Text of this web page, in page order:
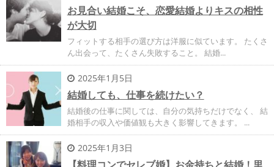
お見合い結婚こそ、恋愛結婚よりキスの相性
が大切
フィットする相手の選び方は洋服に似ています。 たくさ
ん出会って、たくさん失敗すること。 結婚...
2025年1月5日
結婚しても、仕事を続けたい？
結婚後の仕事に関しては、自分の気持ちだけでなく、 結
婚相手の収入や価値観も大きく影響してきます。 ...
2025年1月3日